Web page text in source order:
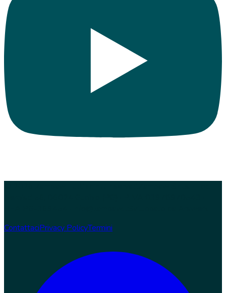
ContattaciPrivacy PolicyTermini